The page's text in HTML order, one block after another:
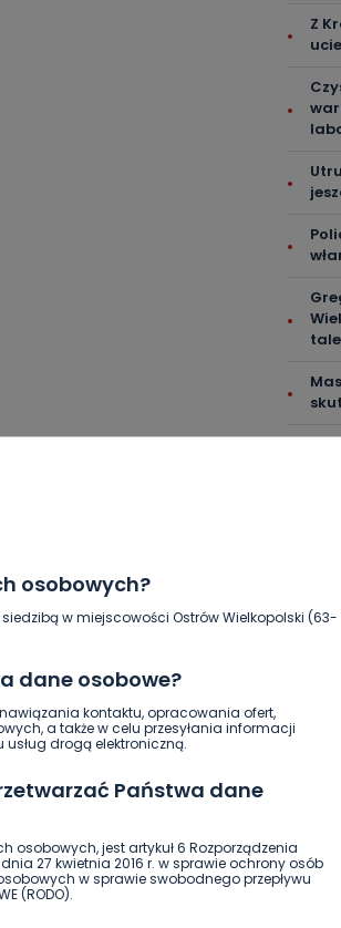
osobowych?
w miejscowości Ostrów Wielkopolski (63-
dane osobowe?
kontaktu, opracowania ofert,
a także w celu przesyłania informacji
drogą elektroniczną.
Państwa dane
jest artykuł 6 Rozporządzenia
27 kwietnia 2016 r. w sprawie ochrony osób
w sprawie swobodnego przepływu
(RODO).
Z
DOŁĄCZ DO